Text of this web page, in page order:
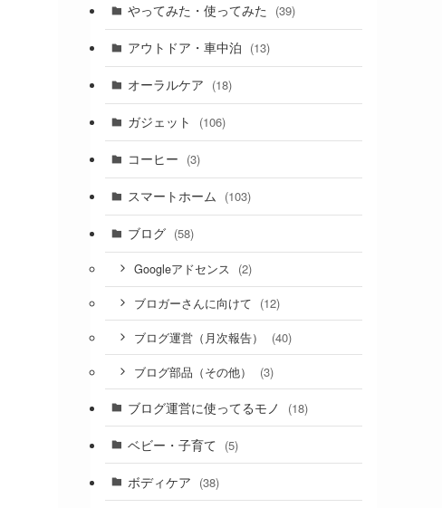
やってみた・使ってみた (39)
アウトドア・車中泊 (13)
オーラルケア (18)
ガジェット (106)
コーヒー (3)
スマートホーム (103)
ブログ (58)
Googleアドセンス (2)
ブロガーさんに向けて (12)
ブログ運営（月次報告） (40)
ブログ部品（その他） (3)
ブログ運営に使ってるモノ (18)
ベビー・子育て (5)
ボディケア (38)